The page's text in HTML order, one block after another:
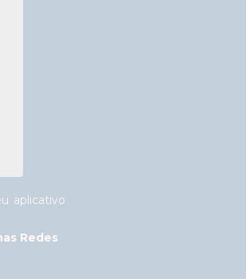
aplicativo
Redes